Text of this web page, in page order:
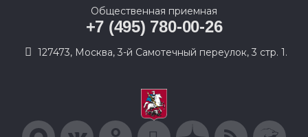
Общественная приемная
+7 (495) 780-00-26
127473, Москва, 3-й Самотечный переулок, 3 стр. 1.